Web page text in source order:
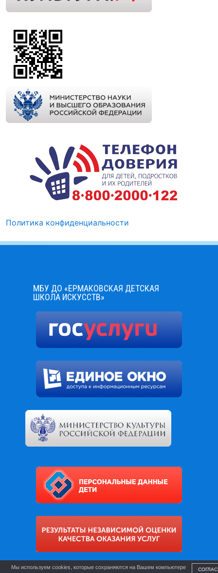
Политика конфиденциальности
МБУ ДО «ЕРМАКОВСКАЯ ДЕТСКАЯ
ШКОЛА ИСКУССТВ»
Мы используем cookies, которые сохраняются на Вашем компьютере